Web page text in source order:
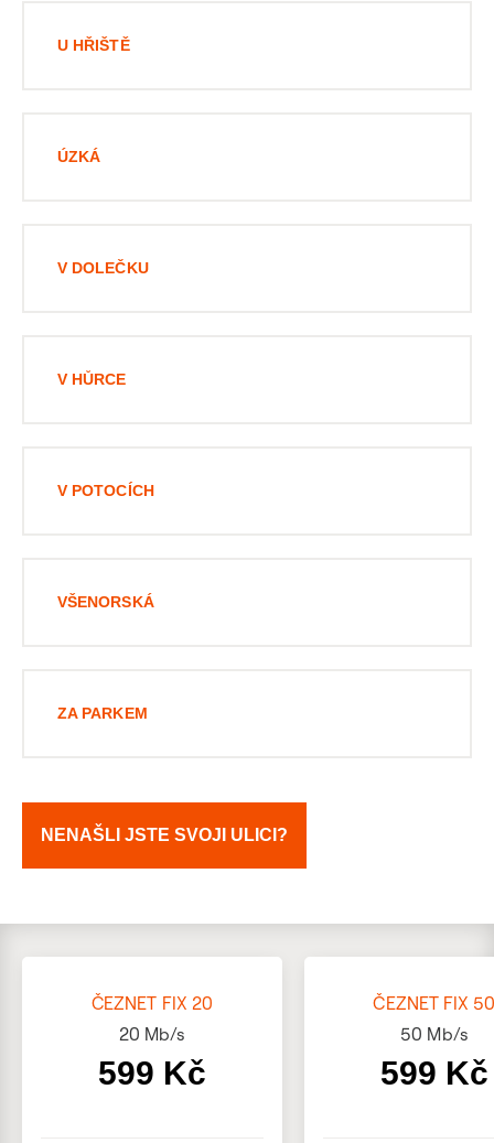
U HŘIŠTĚ
ÚZKÁ
V DOLEČKU
V HŮRCE
V POTOCÍCH
VŠENORSKÁ
ZA PARKEM
NENAŠLI JSTE SVOJI ULICI?
ČEZNET FIX 20
20 Mb/s
599 Kč
ČEZNET FIX
50 Mb/s
599 Kč